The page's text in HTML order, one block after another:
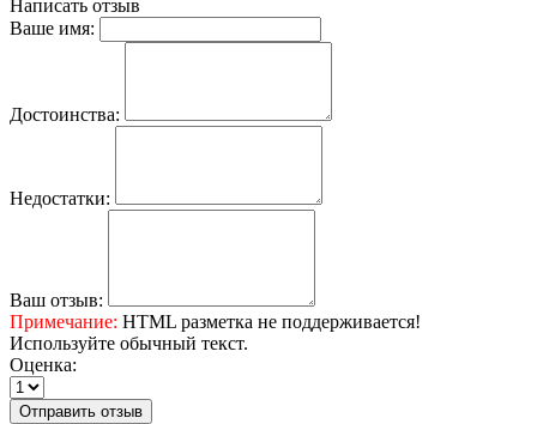
Написать отзыв
Ваше имя:
Достоинства:
Недостатки:
Ваш отзыв:
Примечание: HTML разметка не поддерживается!
Используйте обычный текст.
Оценка:
Отправить отзыв